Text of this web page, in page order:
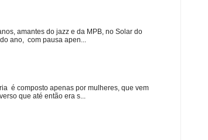
amantes do jazz e da MPB, no Solar do
ano, com pausa apen...
é composto apenas por mulheres, que vem
que até então era s...